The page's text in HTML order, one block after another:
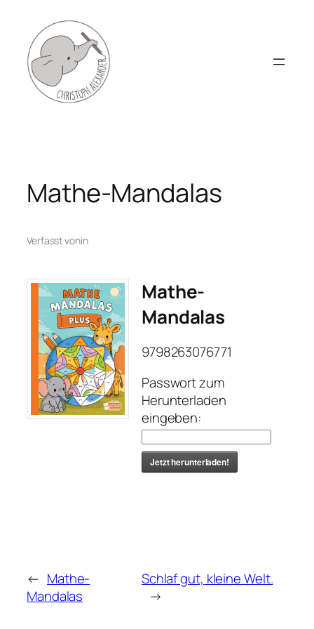
Inhalt
springen
Mathe-Mandalas
Verfasst vonin
Mathe-
Mandalas
9798263076771
Passwort zum
Herunterladen
eingeben:
Jetzt herunterladen!
← Mathe-
Mandalas
Schlaf gut, kleine Welt.
→